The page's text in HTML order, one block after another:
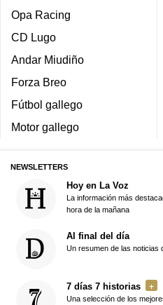
Opa Racing
CD Lugo
Andar Miudiño
Forza Breo
Fútbol gallego
Motor gallego
NEWSLETTERS
Hoy en La Voz
La información más
hora de la mañana
Al final del día
Un resumen de las noticias
7 días 7 historias
Una selección de los